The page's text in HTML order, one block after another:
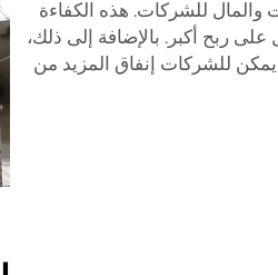
والمال للشركات. هذه الكفاءة
ربح أكبر. بالإضافة إلى ذلك،
للشركات إنفاق المزيد من